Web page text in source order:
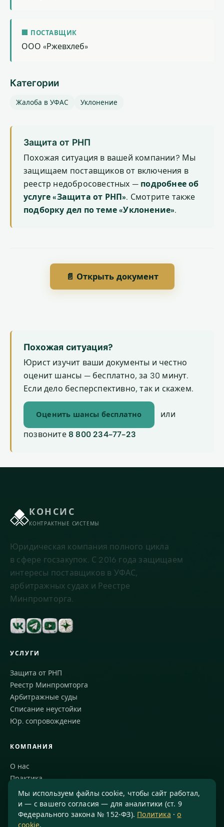
🏢 ПОСТАВЩИК
ООО «Ржевхлеб»
Категории
Жалоба в УФАС Уклонение
Защита от РНП
Похожая ситуация в вашей компании? Мы
защищаем поставщиков от включения в
реестр недобросовестных — подробнее об
услуге «Защита от РНП». Смотрите также
подборку дел по теме «Уклонение».
📄 Открыть документ
Похожая ситуация?
Юрист изучит ваши документы и честно
оценит шансы — бесплатно, за 30 минут.
Если дело бесперспективно, так и скажем.
Оценить шансы бесплатно или
позвоните 8 800 234-77-23
КОНСИС
КОНТРАКТНЫЕ СИСТЕМЫ
Юридическая компания полного цикла
в сфере госзакупок. С 2016 года защищаем
интересы поставщиков в УФАС,
арбитражных судах и Реестре
Минпромторга.
УСЛУГИ
Защита от РНП
Реестр Минпромторга
Арбитражные суды
Списание неустойки
Юр. сопровождение
КОМПАНИЯ
О нас
Практика
Блог
Команда
Благодарности
Мы используем файлы cookie, чтобы сайт работал,
и — с вашего согласия — для аналитики (ст. 9
Федерального закона № 152-ФЗ). Политика ·о
cookie.